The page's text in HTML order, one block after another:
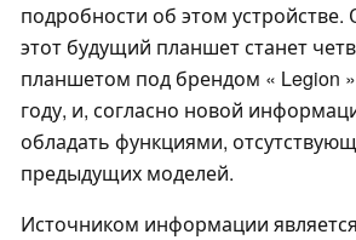
подробности об этом устройстве.
этот будущий планшет станет
планшетом под брендом « Legion
году, и, согласно новой
обладать функциями,
предыдущих моделей.
Источником информации